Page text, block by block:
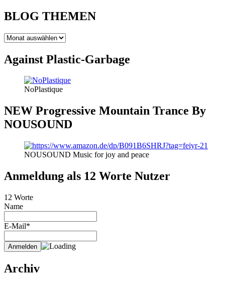
BLOG THEMEN
BLOG
Against Plastic-Garbage
NoPlastique
NEW Progressive Mountain Trance By
NOUSOUND
NOUSOUND Music for joy and peace
Anmeldung als 12 Worte Nutzer
12 Worte
Name
E-Mail*
Archiv